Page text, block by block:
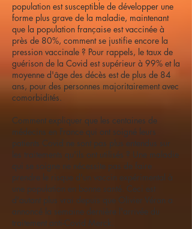
population est susceptible de développer une
forme plus grave de la maladie, maintenant
que la population française est vaccinée à
près de 80%, comment se justifie encore la
pression vaccinale ? Pour rappels, le taux de
guérison de la Covid est supérieur à 99% et la
moyenne d'âge des décès est de plus de 84
ans, pour des personnes majoritairement avec
comorbidités.
Comment expliquer que les centaines de
médecins en France qui ont soigné leurs
patients Covid ne sont pas plus entendus sur
les traitements qu'ils ont utilisés ? Une maladie
qui se soigne ne nécessite pas de faire
prendre le risque d'un vaccin expérimental à
une population en bonne santé. Ceci est
d'autant plus vrai depuis que Olivier Véran a
annoncé la semaine dernière l'arrivée du
traitement anti-Covid Merck.